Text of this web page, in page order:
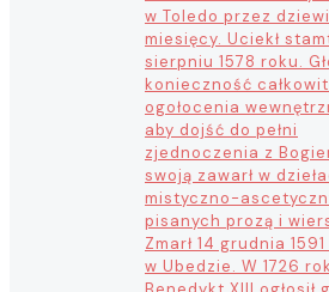
w Toledo przez
miesięcy. Uciekł
sierpniu 1578 roku.
konieczność
ogołocenia
aby dojść do pełni
zjednoczenia z
swoją zawarł w
mistyczno-
pisanych prozą i
Zmarł 14 grudnia
w Ubedzie. W 1726